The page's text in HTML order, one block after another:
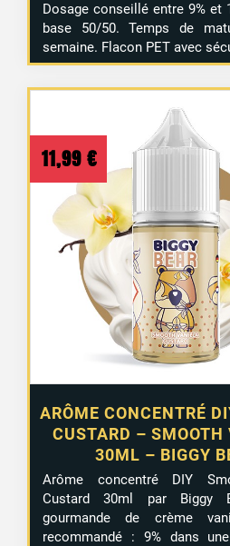
Dosage conseillé entre 9% et
base 50/50. Temps de
semaine. Flacon PET avec
ARÔME CONCENTRÉ
CUSTARD –
30ML – BIGGY
11,99 €
Arôme concentré DIY
Custard 30ml par Biggy
gourmande de crème
recommandé : 9% dans